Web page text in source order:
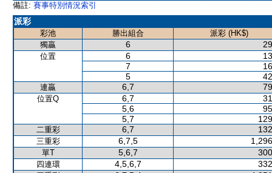
備註: 賽事特別情況索引
派彩
彩池 勝出組合
派彩 (HK$)
獨贏
6
位置 6
7
5
連贏 6,7
位置Q 6,7
5,6
5,7
二重彩 6,7
三重彩 6,7,5
單T 5,6,7
四連環 4,5,6,7